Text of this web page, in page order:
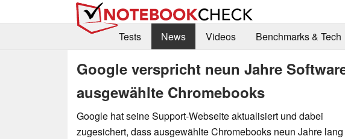
Tests
News Videos Benchmarks & Tech
Google verspricht neun Jahre
ausgewählte Chromebooks
Google hat seine Support-Webseite aktualisiert und dabei
zugesichert, dass ausgewählte Chromebooks neun Jahre lang